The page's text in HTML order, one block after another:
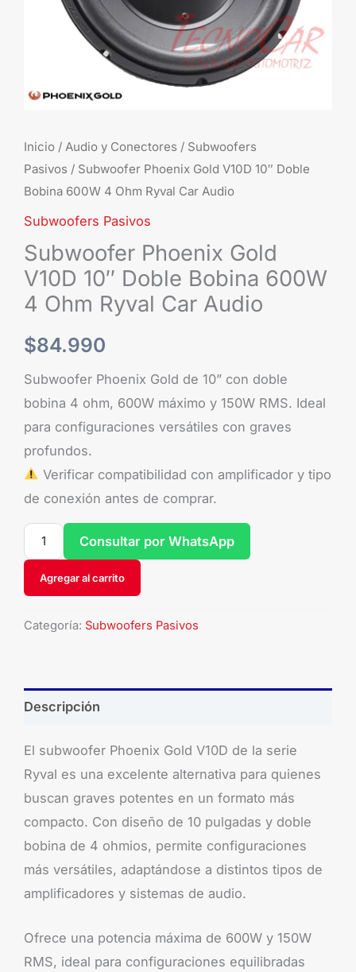
Inicio / Audio y Conectores / Subwoofers
Pasivos / Subwoofer Phoenix Gold V10D 10″ Doble
Bobina 600W 4 Ohm Ryval Car Audio
Subwoofers Pasivos
Subwoofer Phoenix Gold
V10D 10″ Doble Bobina 600W
4 Ohm Ryval Car Audio
$84.990
Subwoofer Phoenix Gold de 10” con doble
bobina 4 ohm, 600W máximo y 150W RMS. Ideal
para configuraciones versátiles con graves
profundos.
Verificar compatibilidad con amplificador y tipo
de conexión antes de comprar.
Audio
Agregar al carrito
Consultar por WhatsApp
Categoría: Subwoofers Pasivos
Descripción
El subwoofer Phoenix Gold V10D de la serie
Ryval es una excelente alternativa para quienes
buscan graves potentes en un formato más
compacto. Con diseño de 10 pulgadas y doble
bobina de 4 ohmios, permite configuraciones
más versátiles, adaptándose a distintos tipos de
amplificadores y sistemas de audio.
Ofrece una potencia máxima de 600W y 150W
RMS, ideal para configuraciones equilibradas